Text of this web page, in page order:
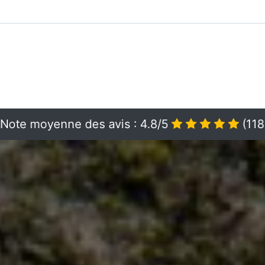
Note moyenne des avis : 4.8/5 (118